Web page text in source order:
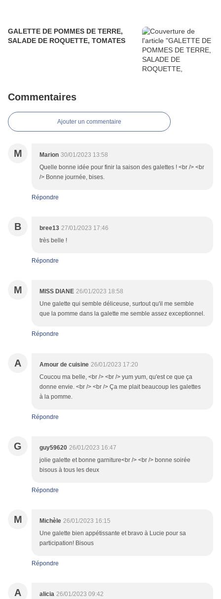
GALETTE DE POMMES DE TERRE,
SALADE DE ROQUETTE, TOMATES
Commentaires
Ajouter un commentaire
M Marion 30/01/2023 13:58
Quelle bonne idée pour finir la saison des galettes ! <br /> <br
/> Bonne journée, bises.
Répondre
B bree13 27/01/2023 17:46
très belle !
Répondre
M MISS DIANE 26/01/2023 18:58
Une galette qui semble déliceuse, surtout qu'il me semble
que la pomme dans la galette me semble assez exceptionnel.
Répondre
A Amour de cuisine 26/01/2023 17:20
Coucou ma belle, <br /> <br /> yum yum, qu'est ce que ça
donne envie. <br /> <br /> Ça me plait beaucoup les galettes
à la pomme.
Répondre
G guy59620 26/01/2023 16:47
jolie galette et bonne garniture<br /> <br /> bonne soirée
bisous à tous les deux
Répondre
M Michèle 26/01/2023 16:15
Une galette bien appétissante et bravo à Lucie pour sa
participation! Bisous
Répondre
A alicia 26/01/2023 09:42